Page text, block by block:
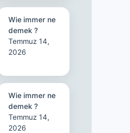
Wie immer ne
demek ?
Temmuz 14,
2026
Wie immer ne
demek ?
Temmuz 14,
2026